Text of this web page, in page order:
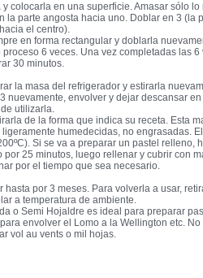
colocarla en una superficie. Amasar sólo
la parte angosta hacia uno. Doblar en 3 (la
el centro).
en forma rectangular y doblarla
proceso 6 veces. Una vez completadas las 6
30 minutos.
la masa del refrigerador y estirarla
nuevamente, envolver y dejar descansar
utilizarla.
de la forma que indica su receta. Esta
humedecidas, no engrasadas.
Si se va a preparar un pastel relleno,
25 minutos, luego rellenar y cubrir con
por el tiempo que sea necesario.
hasta por 3 meses. Para volverla a usar,
a temperatura de ambiente.
o Semi Hojaldre es ideal para preparar
envolver el Lomo a la Wellington etc. No
vol au vents o mil hojas.